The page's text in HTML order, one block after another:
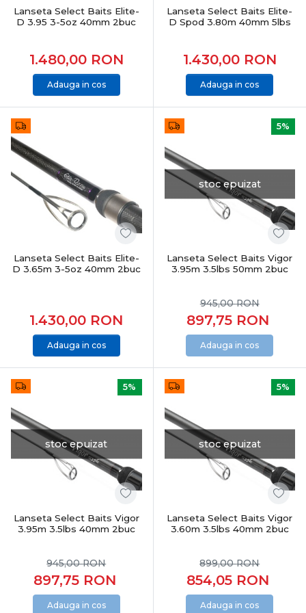
pentru pescarii care caută performanță reală, fiabilitate
și echipamente testate. Produsele sunt atent
competiții, acoperind toate nevoile pescarului modern
de crap.
CONCLUZIE
Pescuitul la crap înseamnă echilibru între putere,
control și precizie. Alegerea echipamentelor potrivite îți
oferă încredere, eficiență și șanse reale la capturi
memorabile, indiferent de locul sau condițiile de pescuit.
Lanseta Select Baits Elite-
D 3.95 3-5oz 40mm 2buc
1.480,00 RON
Adauga in cos
Lanseta Select Baits Elite-
D Spod 3.80m 40mm 5lbs
1.430,00 RON
Adauga in cos
Lanseta Select Baits Elite-
D 3.65m 3-5oz 40mm 2buc
1.430,00 RON
Adauga in cos
stoc epuizat
5%
Lanseta Select Baits Vigor
3.95m 3.5lbs 50mm 2buc
897,75 RON
945,00RON
Adauga in cos
stoc epuizat
5%
Lanseta Select Baits Vigor
3.95m 3.5lbs 40mm 2buc
897,75 RON
945,00RON
Adauga in cos
stoc epuizat
5%
Lanseta Select Baits Vigor
3.60m 3.5lbs 40mm 2buc
854,05 RON
899,00RON
Adauga in cos